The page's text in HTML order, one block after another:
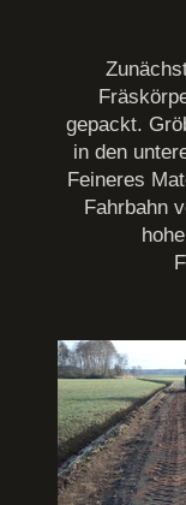
gepackt.
in den
Feineres
Fahrbahn